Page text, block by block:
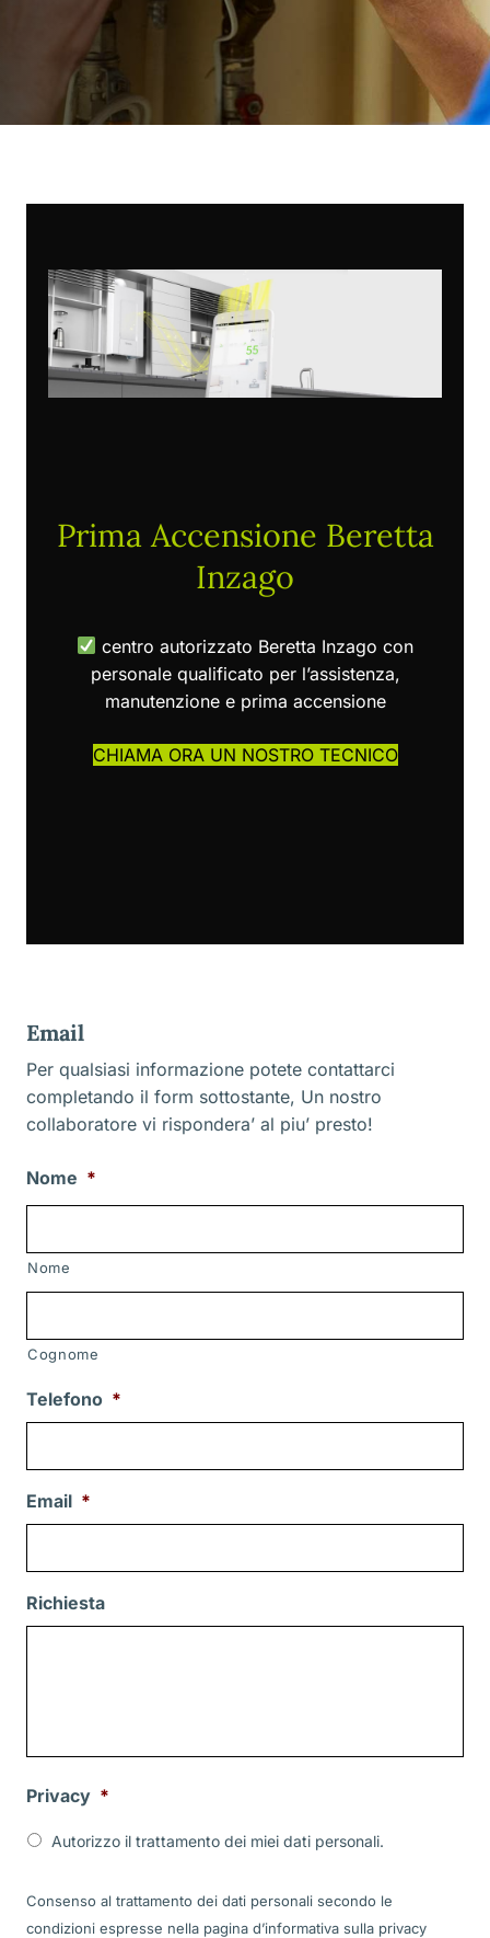
Prima Accensione Beretta
Inzago
centro autorizzato Beretta Inzago con
personale qualificato per l’assistenza,
manutenzione e prima accensione
CHIAMA ORA UN NOSTRO TECNICO
Email
Per qualsiasi informazione potete contattarci
completando il form sottostante, Un nostro
collaboratore vi rispondera’ al piu’ presto!
Nome *
Nome
Cognome
Telefono *
Email *
Richiesta
Privacy *
Autorizzo il trattamento dei miei dati personali.
Consenso al trattamento dei dati personali secondo le
condizioni espresse nella pagina d’informativa sulla privacy